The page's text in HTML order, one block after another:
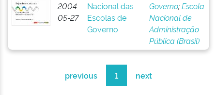
2004-
05-27
Nacional das
Escolas de
Governo
Governo;Escola
Nacional de
Administração
Pública (Brasil)
previous 1 next